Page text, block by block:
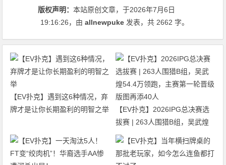
版权声明：本站原创文章，于2026年7月6日
19:16:26，由allnewpuke 发表，共 2662 字。
【EV扑克】遇到这6种情况，弃
牌才是让你长期盈利的明智之举
【EV扑克】2026IPG总决赛选
拔赛 | 263人围猎B组，吴武煌
54.4万领跑，主赛第一轮晋级版